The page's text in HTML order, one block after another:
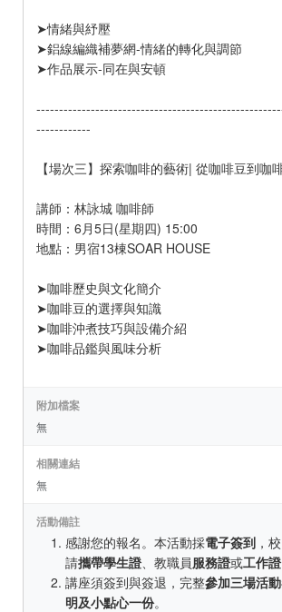
➤情緒與紓壓
➤鋁線編織補夢網-情緒的轉化與調節
➤作品展示-同在與安頓
------------
【場次三】探索咖啡的藝術| 從咖啡豆到咖
講師：林詠城 咖啡師
時間：6月5日(星期四) 15:00
地點：男宿13棟SOAR HOUSE
➤咖啡歷史與文化簡介
➤咖啡豆的選擇與知識
➤咖啡沖煮技巧與設備介紹
➤咖啡品鑑與風味分析
附加檔案
無
相關連結
無
活動備註
感謝您的報名。本活動採電子簽到 ，
請攜帶學生證、教職員服務證或工作證
講座須簽到與簽退，完整參加三場活
明及小點心一份。